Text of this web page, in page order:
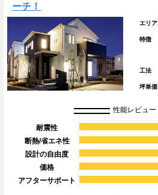
ーチ！
エリア
特徴
工法
坪単価
性能レビュー
耐震性
断熱/省エネ性
設計の自由度
価格
アフターサポート